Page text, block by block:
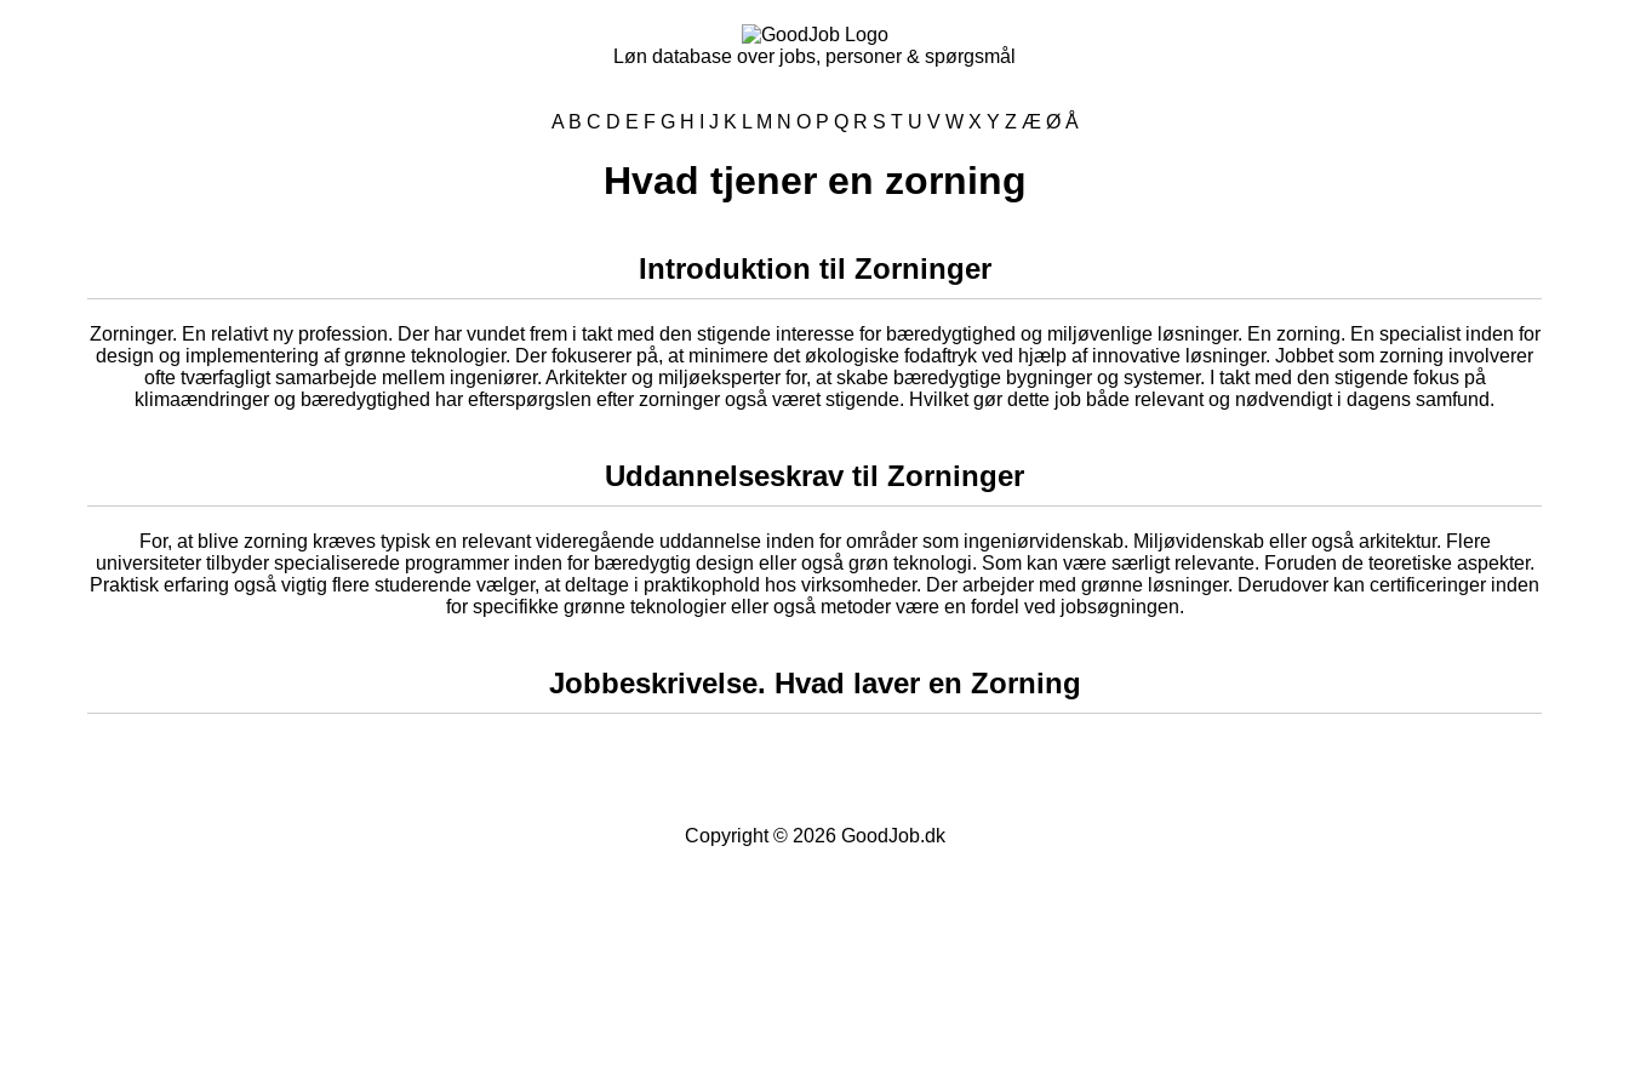
Løn database over jobs, personer & spørgsmål
A B C D E F G H J K L M N O P Q R S T U V W X Y Z Æ Ø Å
Hvad tjener en zorning
Introduktion til Zorninger
Zorninger. En relativt ny profession. Der har vundet frem i takt med den stigende interesse for bæredygtighed og miljøvenlige løsninger. En zorning. En specialist inden for
design og implementering af grønne teknologier. Der fokuserer på, at minimere det økologiske fodaftryk ved hjælp af innovative løsninger. Jobbet som zorning involverer
ofte tværfagligt samarbejde mellem ingeniører. Arkitekter og miljøeksperter for, at skabe bæredygtige bygninger og systemer. I takt med den stigende fokus på
klimaændringer og bæredygtighed har efterspørgslen efter zorninger også været stigende. Hvilket gør dette job både relevant og nødvendigt i dagens samfund.
Uddannelseskrav til Zorninger
For, at blive zorning kræves typisk en relevant videregående uddannelse inden for områder som ingeniørvidenskab. Miljøvidenskab eller også arkitektur. Flere
universiteter tilbyder specialiserede programmer inden for bæredygtig design eller også grøn teknologi. Som kan være særligt relevante. Foruden de teoretiske aspekter.
Praktisk erfaring også vigtig flere studerende vælger, at deltage i praktikophold hos virksomheder. Der arbejder med grønne løsninger. Derudover kan certificeringer inden
for specifikke grønne teknologier eller også metoder være en fordel ved jobsøgningen.
Jobbeskrivelse. Hvad laver en Zorning
Copyright © 2026 GoodJob.dk